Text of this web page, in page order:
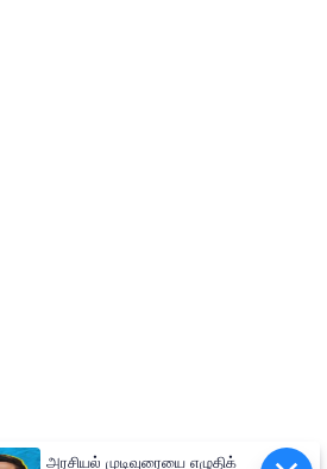
அரசியல் முடிவுரையை எழுதிக்